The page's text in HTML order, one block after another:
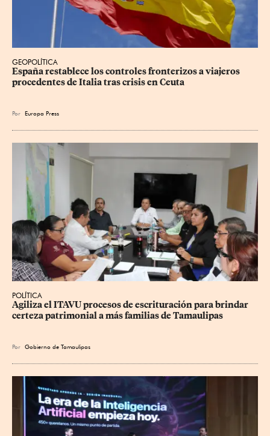
GEOPOLÍTICA
España restablece los controles fronterizos a viajeros
procedentes de Italia tras crisis en Ceuta
Por Europa Press
POLÍTICA
Agiliza el ITAVU procesos de escrituración para brindar
certeza patrimonial a más familias de Tamaulipas
Por Gobierno de Tamaulipas